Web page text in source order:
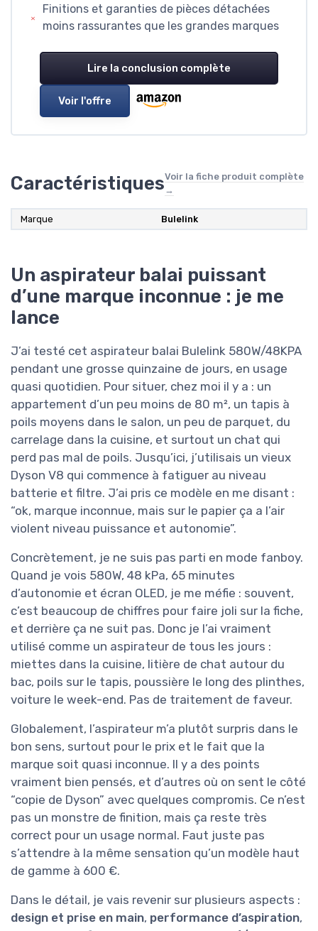
Finitions et garanties de pièces détachées
moins rassurantes que les grandes marques
Lire la conclusion complète
Voir l'offre
CaractéristiquesVoir la fiche produit complète
→
Marque ‎Bulelink
Un aspirateur balai puissant
d’une marque inconnue : je me
lance
J’ai testé cet aspirateur balai Bulelink 580W/48KPA
pendant une grosse quinzaine de jours, en usage
quasi quotidien. Pour situer, chez moi il y a : un
appartement d’un peu moins de 80 m², un tapis à
poils moyens dans le salon, un peu de parquet, du
carrelage dans la cuisine, et surtout un chat qui
perd pas mal de poils. Jusqu’ici, j’utilisais un vieux
Dyson V8 qui commence à fatiguer au niveau
batterie et filtre. J’ai pris ce modèle en me disant :
“ok, marque inconnue, mais sur le papier ça a l’air
violent niveau puissance et autonomie”.
Concrètement, je ne suis pas parti en mode fanboy.
Quand je vois 580W, 48 kPa, 65 minutes
d’autonomie et écran OLED, je me méfie : souvent,
c’est beaucoup de chiffres pour faire joli sur la fiche,
et derrière ça ne suit pas. Donc je l’ai vraiment
utilisé comme un aspirateur de tous les jours :
miettes dans la cuisine, litière de chat autour du
bac, poils sur le tapis, poussière le long des plinthes,
voiture le week-end. Pas de traitement de faveur.
Globalement, l’aspirateur m’a plutôt surpris dans le
bon sens, surtout pour le prix et le fait que la
marque soit quasi inconnue. Il y a des points
vraiment bien pensés, et d’autres où on sent le côté
“copie de Dyson” avec quelques compromis. Ce n’est
pas un monstre de finition, mais ça reste très
correct pour un usage normal. Faut juste pas
s’attendre à la même sensation qu’un modèle haut
de gamme à 600 €.
Dans le détail, je vais revenir sur plusieurs aspects :
design et prise en main, performance d’aspiration,